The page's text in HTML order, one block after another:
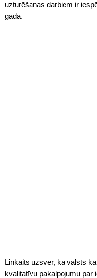
uzturēšanas darbiem ir
gadā.
Linkaits uzsver, ka valsts
kvalitatīvu pakalpojumu par